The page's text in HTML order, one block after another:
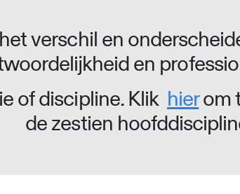
verschil en
en
of discipline. Klik hierom
de zestien